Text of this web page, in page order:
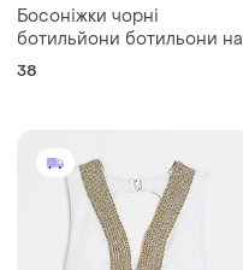
Босоніжки чорні
ботильйони ботильони на
шпильці з відкритим
38